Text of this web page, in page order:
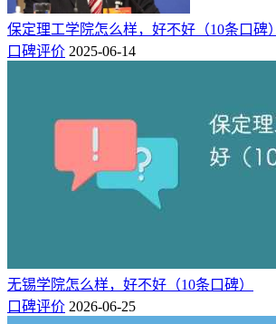
保定理工学院怎么样，好不好（10条口碑）
口碑评价 2025-06-14
无锡学院怎么样，好不好（10条口碑）
口碑评价 2026-06-25